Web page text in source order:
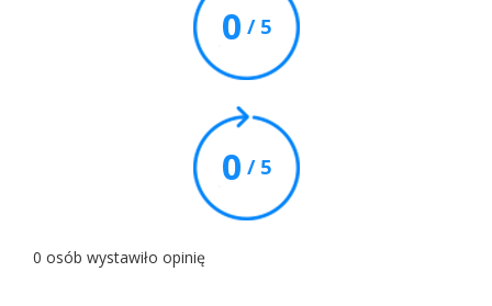
0 / 5
0 / 5
0 osób wystawiło opinię